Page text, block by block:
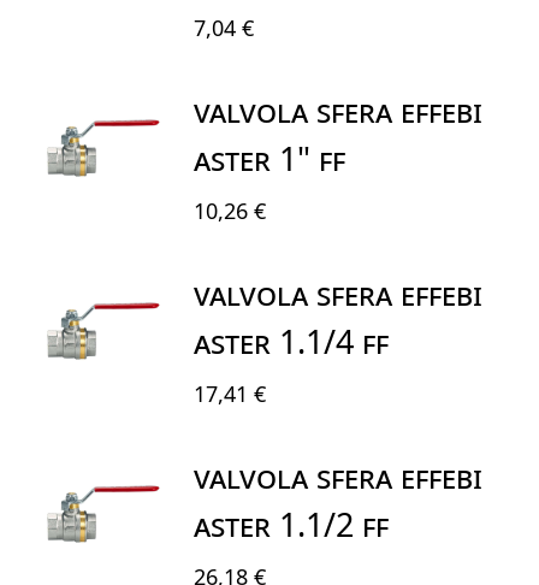
7,04 €
VALVOLA SFERA EFFEBI
ASTER 1" FF
10,26 €
VALVOLA SFERA EFFEBI
ASTER 1.1/4 FF
17,41 €
VALVOLA SFERA EFFEBI
ASTER 1.1/2 FF
26,18 €